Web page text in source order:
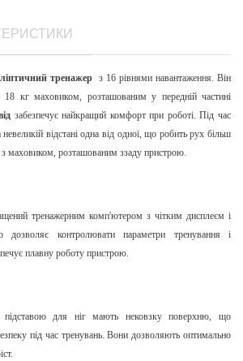
тренажер з 16 рівнями навантаження. Він
18 кг маховиком, розташованим у передній частині
забезпечує найкращий комфорт при роботі. Під час
відстані одна від одної, що робить рух більш
маховиком, розташованим ззаду пристрою.
тренажерним комп'ютером з чітким дисплеєм і
контролювати параметри тренування і
плавну роботу пристрою.
для ніг мають нековзку поверхню, що
безпеку під час тренувань. Вони дозволяють оптимально